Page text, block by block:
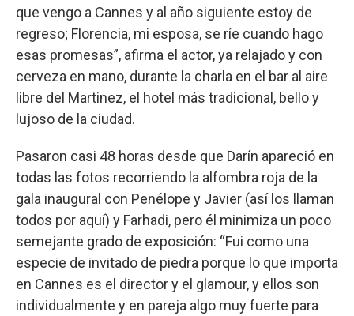
que vengo a Cannes y al año siguiente estoy de
regreso; Florencia, mi esposa, se ríe cuando hago
esas promesas”, afirma el actor, ya relajado y con
cerveza en mano, durante la charla en el bar al aire
libre del Martinez, el hotel más tradicional, bello y
lujoso de la ciudad.
Pasaron casi 48 horas desde que Darín apareció en
todas las fotos recorriendo la alfombra roja de la
gala inaugural con Penélope y Javier (así los llaman
todos por aquí) y Farhadi, pero él minimiza un poco
semejante grado de exposición: “Fui como una
especie de invitado de piedra porque lo que importa
en Cannes es el director y el glamour, y ellos son
individualmente y en pareja algo muy fuerte para